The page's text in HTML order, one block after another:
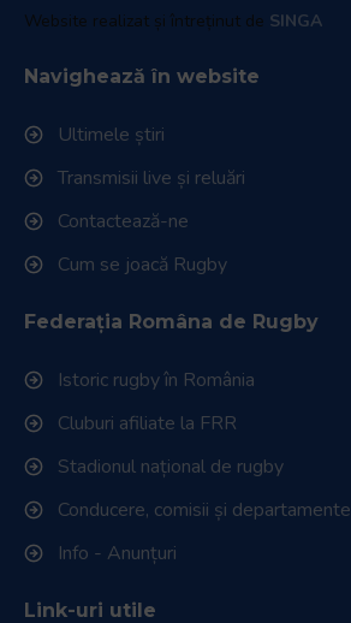
Website realizat și întreținut de SINGA
Navighează în website
Ultimele știri
Transmisii live și reluări
Contactează-ne
Cum se joacă Rugby
Federația Româna de Rugby
Istoric rugby în România
Cluburi afiliate la FRR
Stadionul național de rugby
Conducere, comisii și departamente
Info - Anunțuri
Link-uri utile